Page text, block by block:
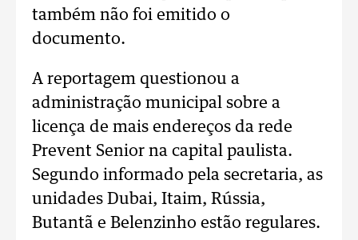
também não foi emitido o
documento.
A reportagem questionou a
administração municipal sobre a
licença de mais endereços da rede
Prevent Senior na capital paulista.
Segundo informado pela secretaria, as
unidades Dubai, Itaim, Rússia,
Butantã e Belenzinho estão regulares.